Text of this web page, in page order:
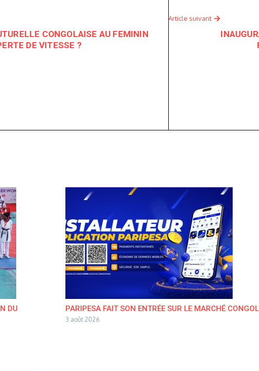
CONGOLAISE AU FEMININ
DE VITESSE ?
Article suivant
DU
PARIPESA FAIT SON ENTRÉE SUR LE MARCHÉ
3 août 2026